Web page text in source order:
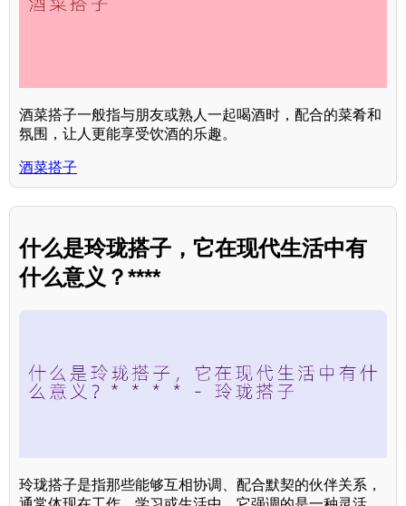
酒菜搭子一般指与朋友或熟人一起喝酒时，配合的菜肴和
氛围，让人更能享受饮酒的乐趣。
酒菜搭子
什么是玲珑搭子，它在现代生活中有
什么意义？****
玲珑搭子是指那些能够互相协调、配合默契的伙伴关系，